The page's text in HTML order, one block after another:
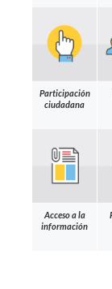
Participación
ciudadana
Acceso a la
información